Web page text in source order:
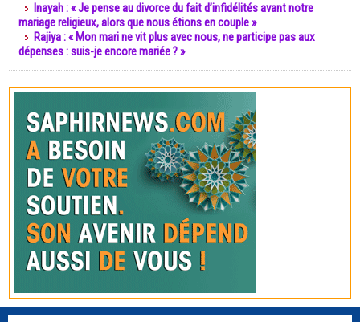
Inayah : « Je pense au divorce du fait d’infidélités avant notre
mariage religieux, alors que nous étions en couple »
Rajiya : « Mon mari ne vit plus avec nous, ne participe pas aux
dépenses : suis-je encore mariée ? »